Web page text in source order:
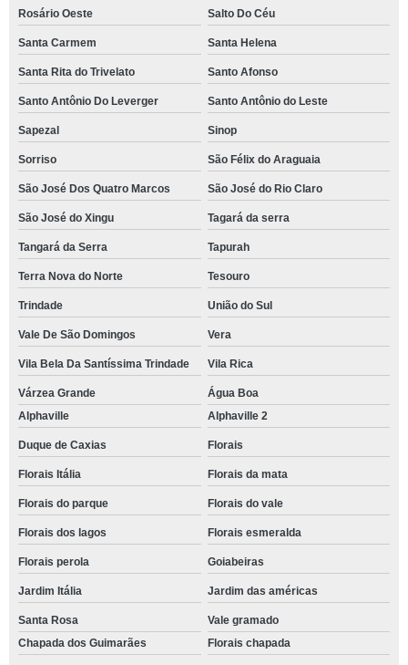
Rosário Oeste Salto Do Céu
Santa Carmem Santa Helena
Santa Rita do Trivelato Santo Afonso
Santo Antônio Do Leverger Santo Antônio do Leste
Sapezal Sinop
Sorriso São Félix do Araguaia
São José Dos Quatro Marcos São José do Rio Claro
São José do Xingu Tagará da serra
Tangará da Serra Tapurah
Terra Nova do Norte Tesouro
Trindade União do Sul
Vale De São Domingos Vera
Vila Bela Da Santíssima Trindade Vila Rica
Várzea Grande
Água Boa
Alphaville
Alphaville 2
Duque de Caxias Florais
Florais Itália Florais da mata
Florais do parque Florais do vale
Florais dos lagos Florais esmeralda
Florais perola Goiabeiras
Jardim Itália Jardim das américas
Santa Rosa
Vale gramado
Chapada dos Guimarães
Florais chapada